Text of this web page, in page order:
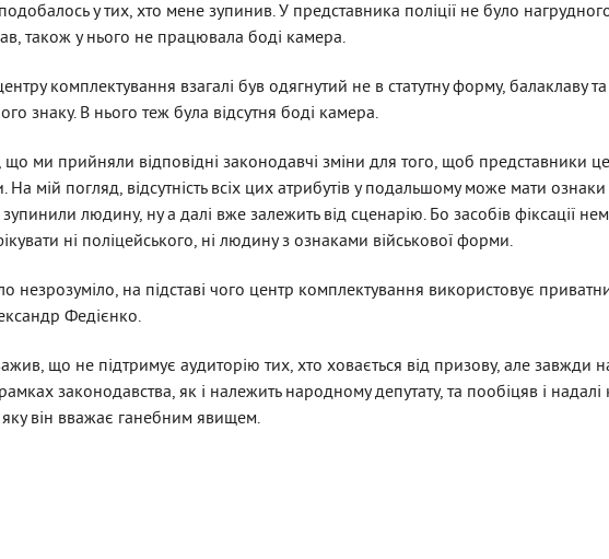
у тих, хто мене зупинив. У представника поліції не було
також у нього не працювала боді камера.
комплектування взагалі був одягнутий не в статутну форму, балаклаву
знаку. В нього теж була відсутня боді камера.
що ми прийняли відповідні законодавчі зміни для того, щоб представники
На мій погляд, відсутність всіх цих атрибутів у подальшому може мати
зупинили людину, ну а далі вже залежить від сценарію. Бо засобів фіксації
ні поліцейського, ні людину з ознаками військової форми.
незрозуміло, на підставі чого центр комплектування використовує
Федієнко.
що не підтримує аудиторію тих, хто ховається від призову, але завжди
законодавства, як і належить народному депутату, та пообіцяв і
яку він вважає ганебним явищем.